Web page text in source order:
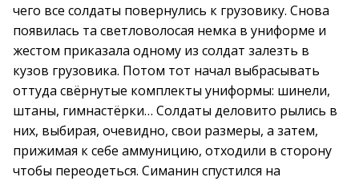
чего все солдаты повернулись к грузовику. Снова
появилась та светловолосая немка в униформе и
жестом приказала одному из солдат залезть в
кузов грузовика. Потом тот начал выбрасывать
оттуда свёрнутые комплекты униформы: шинели,
штаны, гимнастёрки… Солдаты деловито рылись в
них, выбирая, очевидно, свои размеры, а затем,
прижимая к себе аммуницию, отходили в сторону
чтобы переодеться. Симанин спустился на